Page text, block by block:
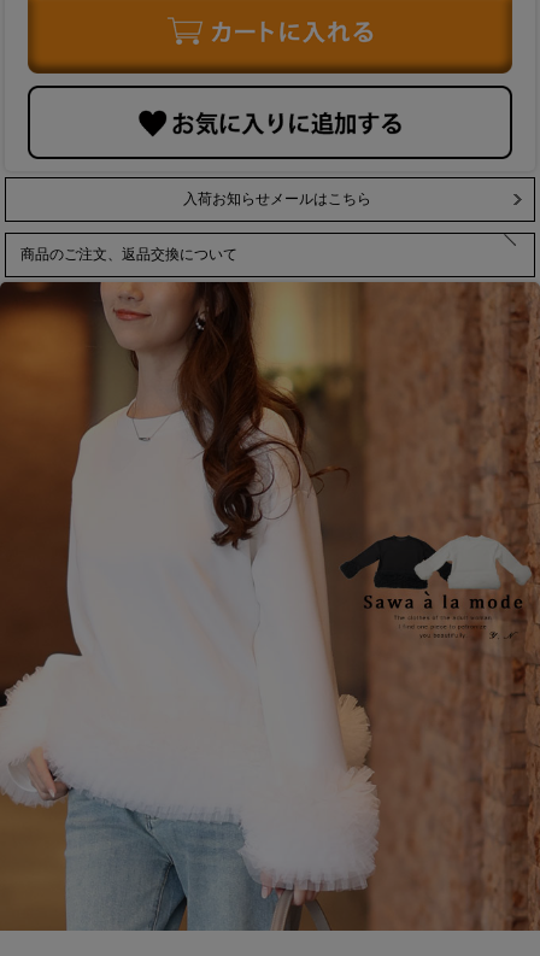
入荷お知らせメールはこちら
商品のご注文、返品交換について